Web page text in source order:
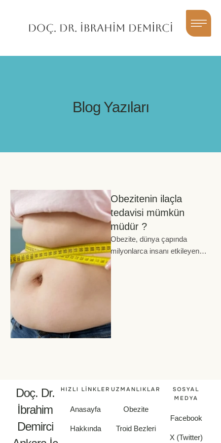
Blog Yazıları
Obezitenin ilaçla
tedavisi mümkün
müdür ?
Obezite, dünya çapında
milyonlarca insanı etkileyen
kronik bir hastalıktır. Yaşam
Doç. Dr.
İbrahim
Demirci
HIZLI LINKLER
Anasayfa
Hakkında
UZMANLIKLAR
Obezite
Troid Bezleri
SOSYAL
MEDYA
Facebook
X (Twitter)